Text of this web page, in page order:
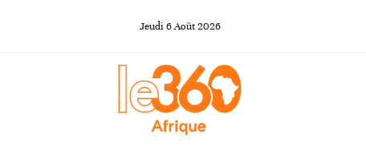
Jeudi 6Août 2026